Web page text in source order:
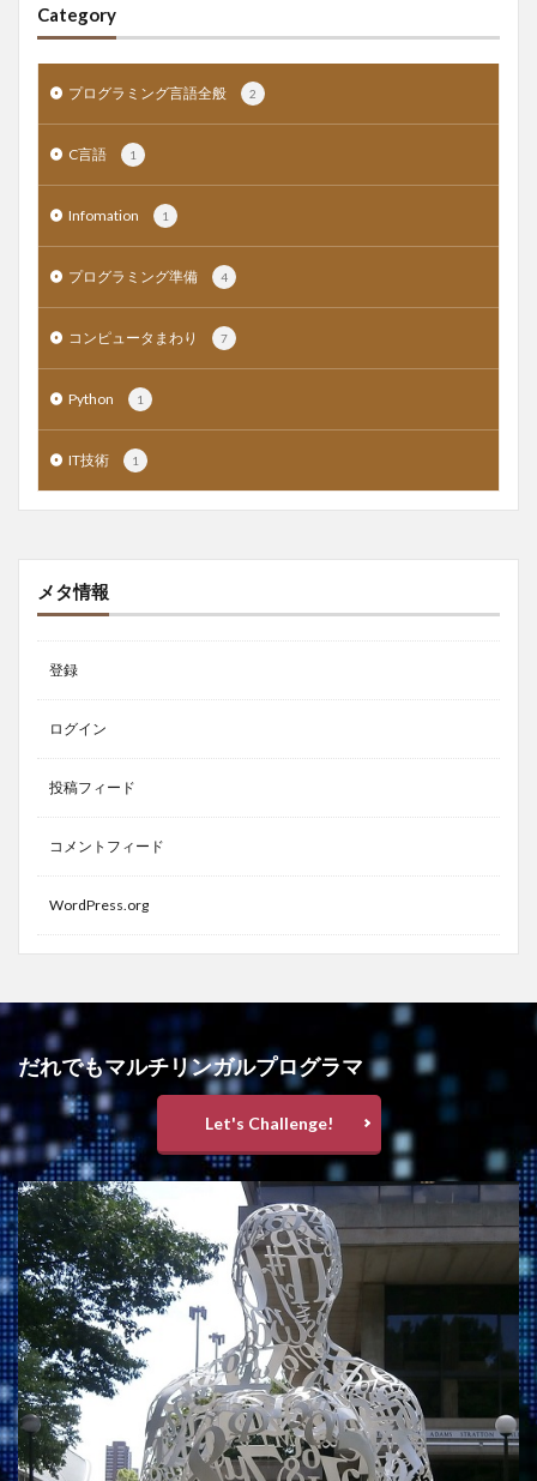
Category
プログラミング言語全般 2
C言語 1
Infomation 1
プログラミング準備 4
コンピュータまわり 7
Python 1
IT技術 1
メタ情報
登録
ログイン
投稿フィード
コメントフィード
WordPress.org
だれでもマルチリンガルプログラマ
Let's Challenge!